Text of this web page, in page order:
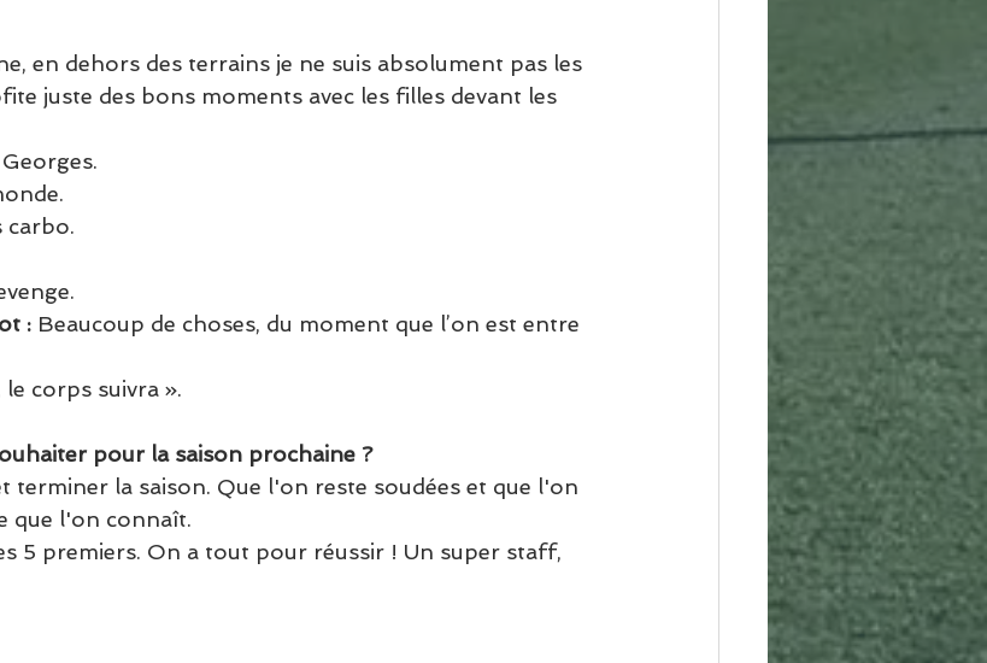
en dehors des terrains je ne suis absolument pas les
juste des bons moments avec les filles devant les
carbo.
: Beaucoup de choses, du moment que l’on est entre
le corps suivra ».
pour la saison prochaine ?
terminer la saison. Que l'on reste soudées et que l'on
que l'on connaît.
5 premiers. On a tout pour réussir ! Un super staff,